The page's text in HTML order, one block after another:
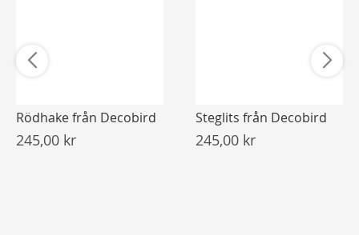
Rödhake från Decobird
245,00 kr
Steglits från Decobird
245,00 kr